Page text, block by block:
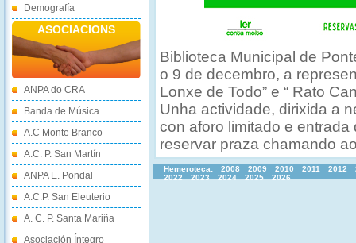
Demografía
ASOCIACIONS
ANPA do CRA
Banda de Música
A.C Monte Branco
A.C. P. San Martín
ANPA E. Pondal
A.C.P. San Eleuterio
A. C. P. Santa Mariña
Asociación Íntegro
Biblioteca Municipal de
o 9 de decembro, a
Lonxe de Todo” e “ Rato
Unha actividade, dirixida a
con aforo limitado e
reservar praza chamando
Hemeroteca: 2008 2009 2010 2011 2012
2022
2023 2024 2025 2026